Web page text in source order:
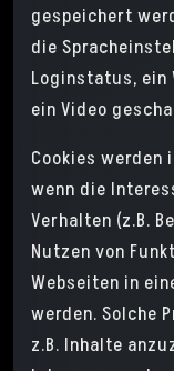
gespeichert
die
Loginstatus, ein
ein Video
Cookies werden
wenn die
Verhalten (z.B.
Nutzen von
Webseiten in
werden. Solche
z.B. Inhalte